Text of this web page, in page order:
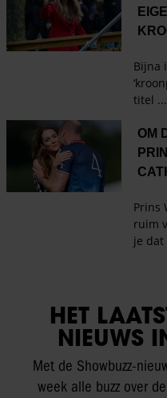
HET
NIEUWS
Met de Showbuzz-
week alle buzz over